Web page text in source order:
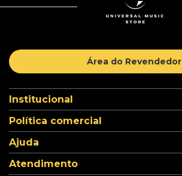
Área do Revendedor
Institucional
Política comercial
Ajuda
Atendimento